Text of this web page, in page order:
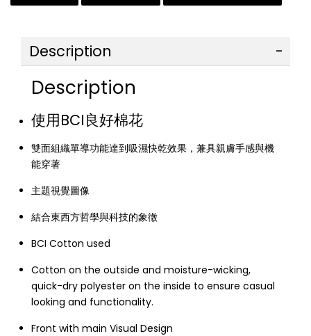
Description
Description
使用BCI良好棉花
雙面組織單導功能達到吸濕快乾效果，兼具親膚手感與機
能穿著
主題視覺圖像
結合東西方哲學與科技的象徵
BCI Cotton used
Cotton on the outside and moisture-wicking,
quick-dry polyester on the inside to ensure casual
looking and functionality.
Front with main Visual Design